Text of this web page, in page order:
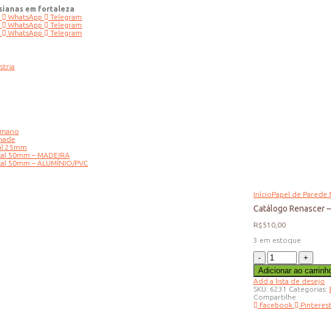
em fortaleza
WhatsApp
Telegram
WhatsApp
Telegram
WhatsApp Telegram
25mm
50mm – MADEIRA
50mm – ALUMÍNIO/PVC
InícioPapel de Parede
Catálogo Renascer
R$ 510,00
3 em estoque
Catálogo
Renascer
-
6231
quantidade
Adicionar ao
Add a lista de desejo
SKU: 6231 Categorias:
Compartilhe
Facebook
Pinterest